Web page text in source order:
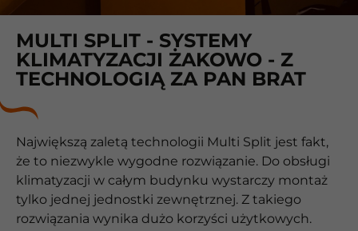
MULTI SPLIT - SYSTEMY
KLIMATYZACJI ŻAKOWO - Z
TECHNOLOGIĄ ZA PAN BRAT
Największą zaletą technologii Multi Split jest fakt,
że to niezwykle wygodne rozwiązanie. Do obsługi
klimatyzacji w całym budynku wystarczy montaż
tylko jednej jednostki zewnętrznej. Z takiego
rozwiązania wynika dużo korzyści użytkowych.